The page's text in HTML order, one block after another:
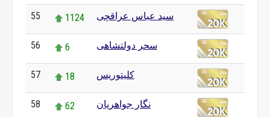
55 1124 سید عباس عراقچی
56 6 سحر دولتشاهی
57 18 کلیتوریس
58 62 نگار جواهریان